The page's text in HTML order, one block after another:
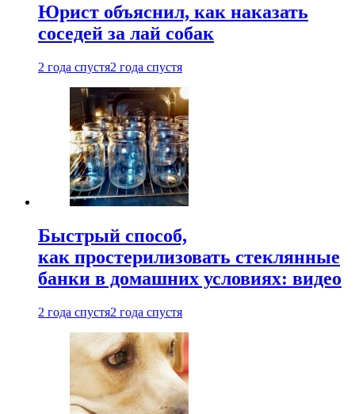
Юрист объяснил, как наказать
соседей за лай собак
2 года спустя2 года спустя
Быстрый способ,
как простерилизовать стеклянные
банки в домашних условиях: видео
2 года спустя2 года спустя